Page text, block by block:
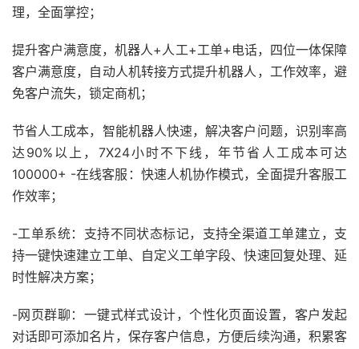
理，全面掌控；
提升客户满意度，机器人+人工+工单+电话，四位一体保障
客户满意度，自动人机转接方式提升机器人，工作效率，避
免客户流失，锁定商机；
节省人工成本，智能机器人快速，解决客户问题，识别率高
达90%以上，7X24小时不下线，年节省人工成本可达
100000+ -在线客服：快速人机协作模式，全面提升客服工
作效率；
-工单系统：支持不同状态标记，支持全渠道工单建立，支
持一键快速建立工单、自定义工单字段、快速回复处理、延
时性解决方案；
-网页群聊：一键式样式设计，个性化页面设置，客户发起
对话即可添加名片，保存客户信息，方便后续沟通，积累客